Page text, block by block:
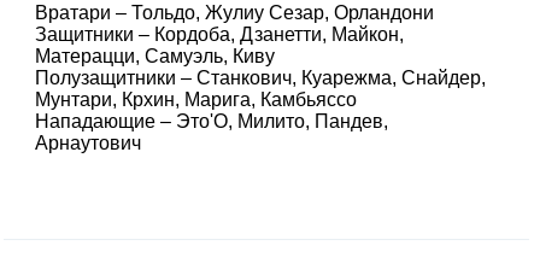
Вратари – Тольдо, Жулиу Сезар, Орландони
Защитники – Кордоба, Дзанетти, Майкон,
Матерацци, Самуэль, Киву
Полузащитники – Станкович, Куарежма, Снайдер,
Мунтари, Крхин, Марига, Камбьяссо
Нападающие – Это'О, Милито, Пандев,
Арнаутович